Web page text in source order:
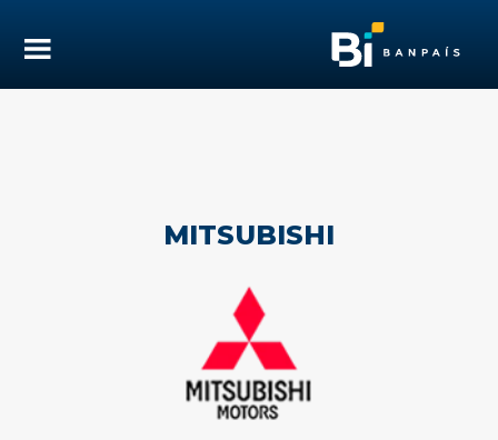
MITSUBISHI